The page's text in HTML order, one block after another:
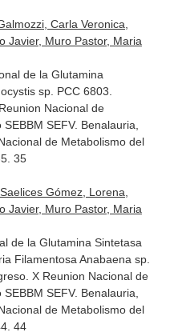
Carla Veronica,
Javier, Muro Pastor, Maria
de la Glutamina
sp. PCC 6803.
Nacional de
SEFV. Benalauria,
de Metabolismo del
35
Gómez, Lorena,
Javier, Muro Pastor, Maria
de la Glutamina Sintetasa
Filamentosa Anabaena sp.
X Reunion Nacional de
SEFV. Benalauria,
de Metabolismo del
44